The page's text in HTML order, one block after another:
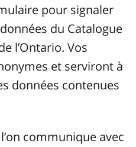
pour signaler
du Catalogue
l’Ontario. Vos
et serviront à
données contenues
communique avec